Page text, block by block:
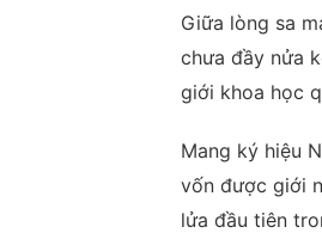
Giữa lòng sa
chưa đầy nửa
giới khoa học
Mang ký hiệu
vốn được giới
lửa đầu tiên